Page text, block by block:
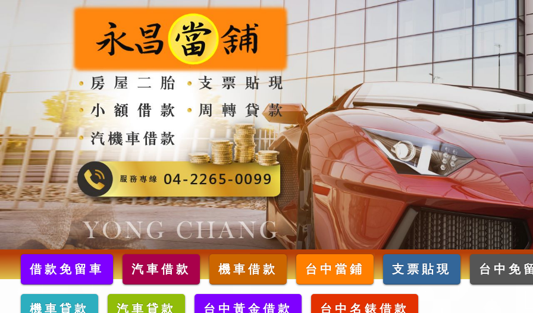
借款免留車 汽車借款 機車借款 台中當鋪 支票貼現 台中免
機車貸款 汽車貸款 台中黃金借款 台中名錶借款